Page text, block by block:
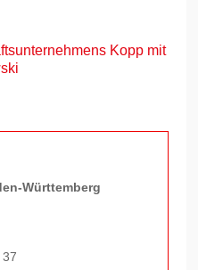
Kopp mit
Württemberg